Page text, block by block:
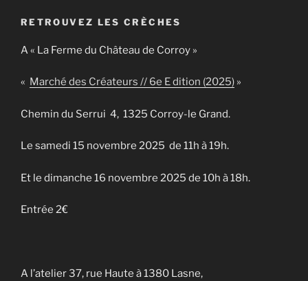
RETROUVEZ LES CRÈCHES
A « La Ferme du Château de Corroy »
« Marché des Créateurs // 6e E dition (2025) »
Chemin du Serrui 4, 1325 Corroy-le Grand.
Le samedi 15 novembre 2025 de 11h à 19h.
Et le dimanche 16 novembre 2025 de 10h à 18h.
Entrée 2€
A l’atelier 37, rue Haute à 1380 Lasne,